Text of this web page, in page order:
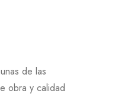
de las
obra y calidad